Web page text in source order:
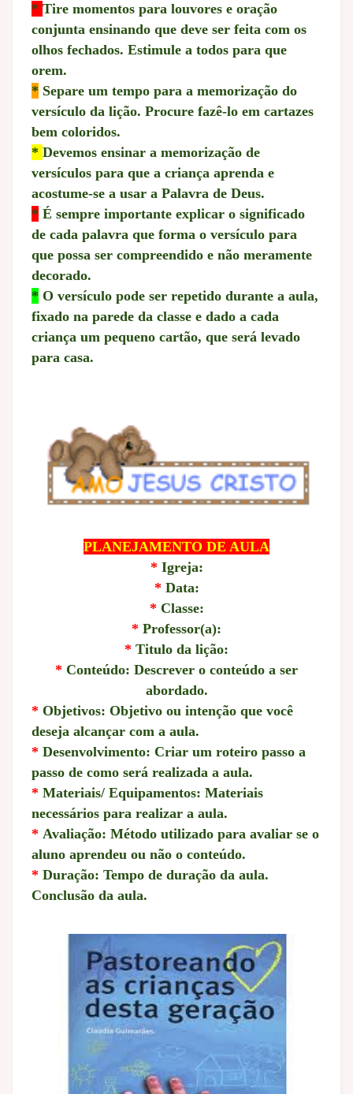
* Tire momentos para louvores e oração
conjunta ensinando que deve ser feita com os
olhos fechados. Estimule a todos para que
orem.
* Separe um tempo para a memorização do
versículo da lição. Procure fazê-lo em cartazes
bem coloridos.
* Devemos ensinar a memorização de
versículos para que a criança aprenda e
acostume-se a usar a Palavra de Deus.
* É sempre importante explicar o significado
de cada palavra que forma o versículo para
que possa ser compreendido e não meramente
decorado.
* O versículo pode ser repetido durante a aula,
fixado na parede da classe e dado a cada
criança um pequeno cartão, que será levado
para casa.
PLANEJAMENTO DE AULA
* Igreja:
* Data:
* Classe:
* Professor(a):
* Titulo da lição:
* Conteúdo: Descrever o conteúdo a ser
abordado.
* Objetivos: Objetivo ou intenção que você
deseja alcançar com a aula.
* Desenvolvimento: Criar um roteiro passo a
passo de como será realizada a aula.
* Materiais/ Equipamentos: Materiais
necessários para realizar a aula.
* Avaliação: Método utilizado para avaliar se o
aluno aprendeu ou não o conteúdo.
* Duração: Tempo de duração da aula.
Conclusão da aula.